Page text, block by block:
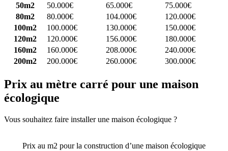
50m2
50.000€ 65.000€
75.000€
80m2
80.000€ 104.000€
120.000€
100m2
100.000€ 130.000€
150.000€
120m2
120.000€ 156.000€
180.000€
160m2
160.000€ 208.000€
240.000€
200m2
200.000€ 260.000€ 300.000€
Prix au mètre carré pour une maison
écologique
Vous souhaitez faire installer une maison écologique ?
Prix au m2 pour la construction d’une maison écologique